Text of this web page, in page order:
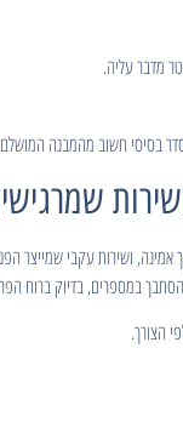
מדבר עליה.
בסיסי חשוב מהמבנה
ושירות עקבי שמייצר
הצורך.